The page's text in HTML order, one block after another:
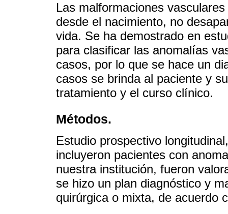
Las malformaciones
desde el nacimiento, no
vida. Se ha demostrado en
para clasificar las anomalías
casos, por lo que se hace un
casos se brinda al paciente y
tratamiento y el curso clínico.
Métodos.
Estudio prospectivo
incluyeron pacientes con
nuestra institución, fueron
se hizo un plan diagnóstico y
quirúrgica o mixta, de acuerdo